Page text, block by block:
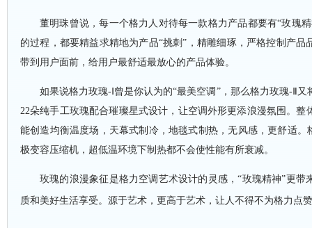
董明珠曾说，每一个格力人对待每一款格力产品都要有“玫瑰
的过程，都要精益求精地为产品“挑刺”，精雕细琢，严格控制产品
带到用户面前，给用户最舒适最放心的产品体验。
如果说格力玫瑰-Ⅰ曾是你认为的“最美空调”，那么格力玫瑰-Ⅱ
22朵纯手工玫瑰配合璀璨星式设计，让空调外形更添浪漫氛围。整
能创造均衡温度场，天幕式制冷，地毯式制热，无风感，更舒适。
极变容压缩机，超低温环境下制热都不会使性能有所衰减。
玫瑰的浪漫象征是格力空调艺术设计的灵感，“玫瑰精神”更带
质和美好生活享受。源于艺术，更高于艺术，让人不得不为格力点